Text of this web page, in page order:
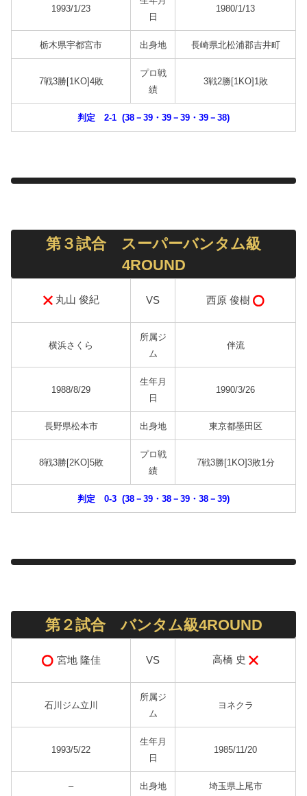
1993/1/23
日
1980/1/13
栃木県宇都宮市 出身地 長崎県北松浦郡吉井町
7戦3勝[1KO]4敗
プロ戦
績
3戦2勝[1KO]1敗
判定 2-1 (38－39・39－39・39－38)
第３試合 スーパーバンタム級
4ROUND
丸山 俊紀 VS 西原 俊樹
横浜さくら
所属ジ
ム
伴流
1988/8/29
生年月
日
1990/3/26
長野県松本市 出身地 東京都墨田区
8戦3勝[2KO]5敗
プロ戦
績
7戦3勝[1KO]3敗1分
判定 0-3 (38－39・38－39・38－39)
第２試合 バンタム級4ROUND
宮地 隆佳 VS 高橋 史
石川ジム立川
所属ジ
ム
ヨネクラ
1993/5/22
生年月
日
1985/11/20
– 出身地 埼玉県上尾市